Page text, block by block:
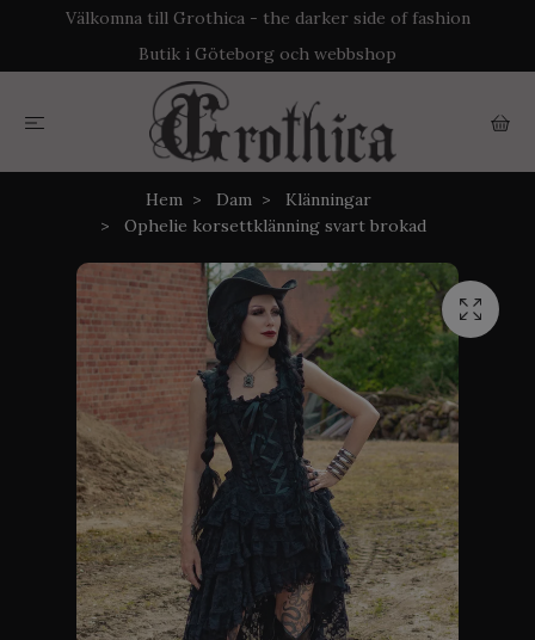
Välkomna till Grothica - the darker side of fashion
Butik i Göteborg och webbshop
Hem Dam
Klänningar
Ophelie korsettklänning svart brokad